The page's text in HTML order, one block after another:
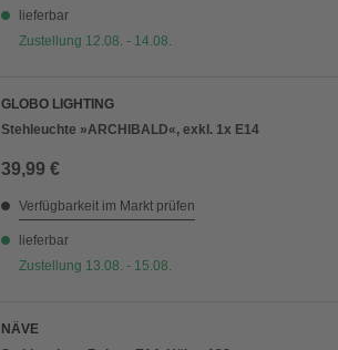
lieferbar
Zustellung 12.08. - 14.08.
GLOBO LIGHTING
Stehleuchte »ARCHIBALD«, exkl. 1x E14
39,99 €
Verfügbarkeit im Markt prüfen
lieferbar
Zustellung 13.08. - 15.08.
NÄVE